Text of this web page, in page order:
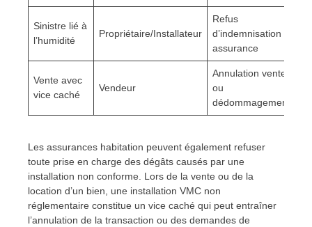
Sinistre lié à
l’humidité
Propriétaire/Installateur
Refus
d’indemnisation
assurance
Vente avec
vice caché
Vendeur
Annulation vente
ou
dédommagement
Les assurances habitation peuvent également refuser
toute prise en charge des dégâts causés par une
installation non conforme. Lors de la vente ou de la
location d’un bien, une installation VMC non
réglementaire constitue un vice caché qui peut entraîner
l’annulation de la transaction ou des demandes de